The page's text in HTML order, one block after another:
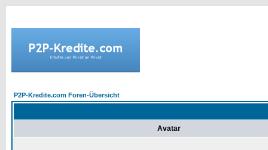
P2P-Kredite.com Foren-Übersicht
Avatar